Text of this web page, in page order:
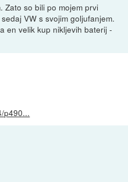
Zato so bili po mojem prvi
VW s svojim goljufanjem.
en velik kup nikljevih baterij -
p490...